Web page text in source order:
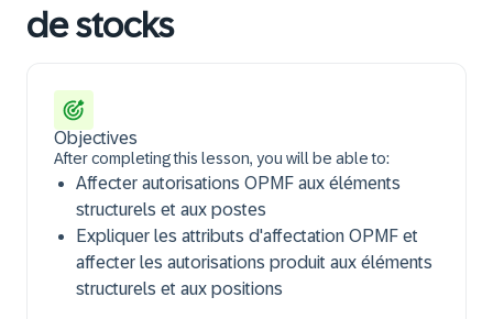
de stocks
Objectives
After completing this lesson, you will be able to:
Affecter autorisations OPMF aux éléments
structurels et aux postes
Expliquer les attributs d'affectation OPMF et
affecter les autorisations produit aux éléments
structurels et aux positions